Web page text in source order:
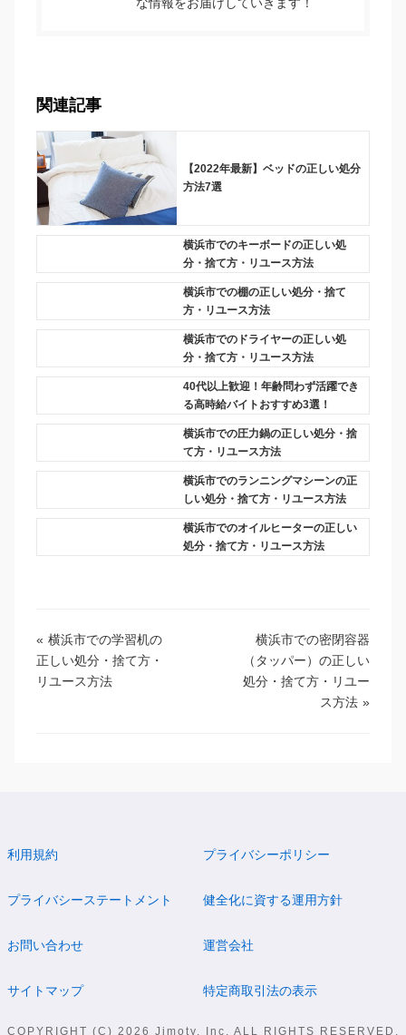
関連記事
【2022年最新】ベッドの正しい処分
方法7選
横浜市でのキーボードの正しい処
分・捨て方・リユース方法
横浜市での棚の正しい処分・捨て
方・リユース方法
横浜市でのドライヤーの正しい処
分・捨て方・リユース方法
40代以上歓迎！年齢問わず活躍でき
る高時給バイトおすすめ3選！
横浜市での圧力鍋の正しい処分・捨
て方・リユース方法
横浜市でのランニングマシーンの正
しい処分・捨て方・リユース方法
横浜市でのオイルヒーターの正しい
処分・捨て方・リユース方法
« 横浜市での学習机の
正しい処分・捨て方・
リユース方法
横浜市での密閉容器
（タッパー）の正しい
処分・捨て方・リユー
ス方法 »
利用規約 プライバシーポリシー
プライバシーステートメント 健全化に資する運用方針
お問い合わせ 運営会社
サイトマップ 特定商取引法の表示
COPYRIGHT (C) 2026 Jimoty, Inc. ALL RIGHTS RESERVED.